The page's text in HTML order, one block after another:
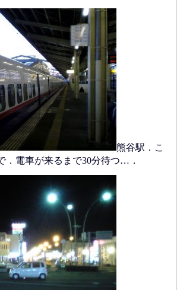
熊谷駅．こ
．電車が来るまで30分待つ…．